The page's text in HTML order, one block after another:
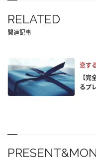
RELATED
関連記事
恋す
【
るプ